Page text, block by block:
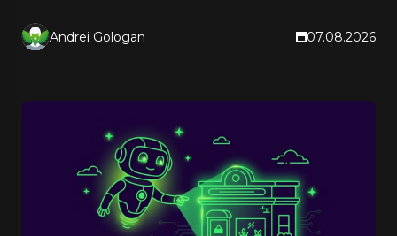
Andrei Gologan 07.08.2026